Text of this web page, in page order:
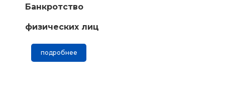
Банкротство
физических лиц
подробнее